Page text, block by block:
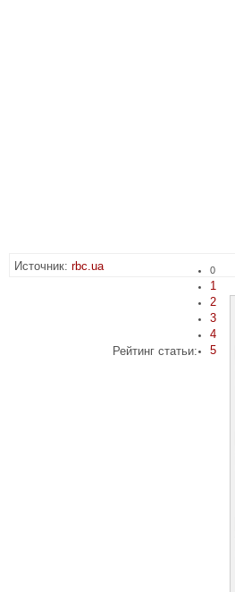
Источник: rbc.ua
Рейтинг статьи:
0
1
2
3
4
5